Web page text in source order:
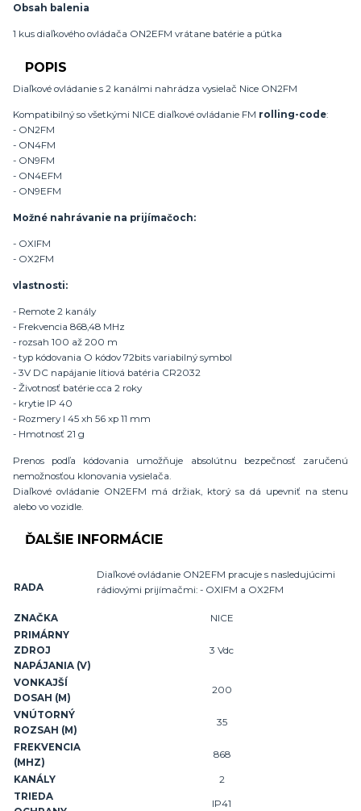
Obsah balenia
1 kus diaľkového ovládača ON2EFM vrátane batérie a pútka
POPIS
Diaľkové ovládanie s 2 kanálmi nahrádza vysielač Nice ON2FM
Kompatibilný so všetkými NICE diaľkové ovládanie FM rolling-code:
- ON2FM
- ON4FM
- ON9FM
- ON4EFM
- ON9EFM
Možné nahrávanie na prijímačoch:
- OXIFM
- OX2FM
vlastnosti:
- Remote 2 kanály
- Frekvencia 868,48 MHz
- rozsah 100 až 200 m
- typ kódovania O kódov 72bits variabilný symbol
- 3V DC napájanie lítiová batéria CR2032
- Životnosť batérie cca 2 roky
- krytie IP 40
- Rozmery l 45 xh 56 xp 11 mm
- Hmotnosť 21 g
Prenos podľa kódovania umožňuje absolútnu bezpečnosť zaručenú
nemožnosťou klonovania vysielača.
Diaľkové ovládanie ON2EFM má držiak, ktorý sa dá upevniť na stenu
alebo vo vozidle.
ĎALŠIE INFORMÁCIE
RADA
Diaľkové ovládanie ON2EFM pracuje s nasledujúcimi
rádiovými prijímačmi: - OXIFM a OX2FM
ZNAČKA
NICE
PRIMÁRNY
ZDROJ
NAPÁJANIA (V)
3 Vdc
VONKAJŠÍ
DOSAH (M)
200
VNÚTORNÝ
ROZSAH (M)
35
FREKVENCIA
(MHZ)
868
KANÁLY
2
TRIEDA
IP41